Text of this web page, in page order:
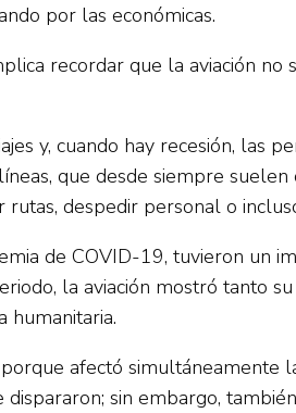
por las económicas.
recordar que la aviación
y, cuando hay recesión, las
que desde siempre
despedir personal o
de COVID-19, tuvieron un
la aviación mostró tanto
humanitaria.
afectó simultáneamente
sin embargo,